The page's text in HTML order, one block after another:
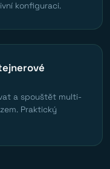
konfiguraci.
a spouštět multi-
Praktický